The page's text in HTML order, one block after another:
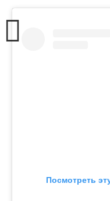
Посмотреть